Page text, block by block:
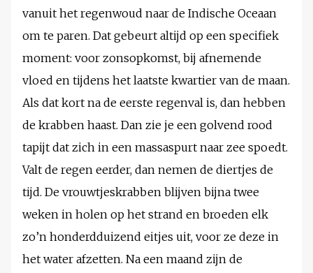
vanuit het regenwoud naar de Indische Oceaan
om te paren. Dat gebeurt altijd op een specifiek
moment: voor zonsopkomst, bij afnemende
vloed en tijdens het laatste kwartier van de maan.
Als dat kort na de eerste regenval is, dan hebben
de krabben haast. Dan zie je een golvend rood
tapijt dat zich in een massaspurt naar zee spoedt.
Valt de regen eerder, dan nemen de diertjes de
tijd. De vrouwtjeskrabben blijven bijna twee
weken in holen op het strand en broeden elk
zo’n honderdduizend eitjes uit, voor ze deze in
het water afzetten. Na een maand zijn de